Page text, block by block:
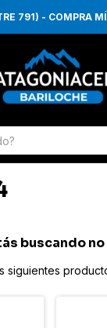
791) - COMPRA
buscando
siguientes